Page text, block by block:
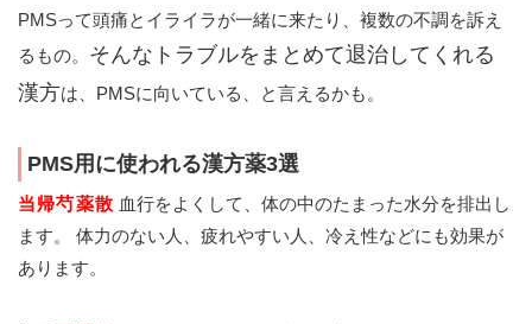
PMSって頭痛とイライラが一緒に来たり、複数の不調を訴え
るもの。 そんなトラブルをまとめて退治してくれる
漢方は、PMSに向いている、と言えるかも。
PMS用に使われる漢方薬3選
当帰芍薬散 血行をよくして、体の中のたまった水分を排出し
ます。 体力のない人、疲れやすい人、冷え性などにも効果が
あります。